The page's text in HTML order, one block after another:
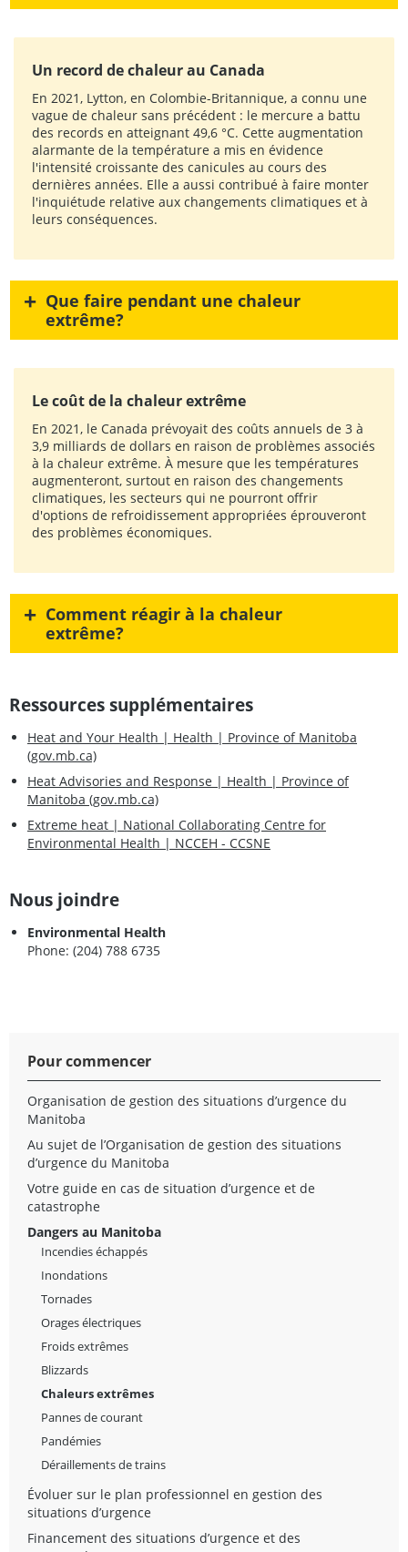
Un record de chaleur au Canada
En 2021, Lytton, en Colombie-Britannique, a connu une
vague de chaleur sans précédent : le mercure a battu
des records en atteignant 49,6 °C. Cette augmentation
alarmante de la température a mis en évidence
l'intensité croissante des canicules au cours des
dernières années. Elle a aussi contribué à faire monter
l'inquiétude relative aux changements climatiques et à
leurs conséquences.
+ Que faire pendant une chaleur
extrême?
Le coût de la chaleur extrême
En 2021, le Canada prévoyait des coûts annuels de 3 à
3,9 milliards de dollars en raison de problèmes associés
à la chaleur extrême. À mesure que les températures
augmenteront, surtout en raison des changements
climatiques, les secteurs qui ne pourront offrir
d'options de refroidissement appropriées éprouveront
des problèmes économiques.
+ Comment réagir à la chaleur
extrême?
Ressources supplémentaires
Heat and Your Health | Health | Province of Manitoba
(gov.mb.ca)
Heat Advisories and Response | Health | Province of
Manitoba (gov.mb.ca)
Extreme heat | National Collaborating Centre for
Environmental Health | NCCEH - CCSNE
Nous joindre
Environmental Health
Phone: (204) 788 6735
Pour commencer
Organisation de gestion des situations d’urgence du
Manitoba
Au sujet de l’Organisation de gestion des situations
d’urgence du Manitoba
Votre guide en cas de situation d’urgence et de
catastrophe
Dangers au Manitoba
Incendies échappés
Inondations
Tornades
Orages électriques
Froids extrêmes
Blizzards
Chaleurs extrêmes
Pannes de courant
Pandémies
Déraillements de trains
Évoluer sur le plan professionnel en gestion des
situations d’urgence
Financement des situations d’urgence et des